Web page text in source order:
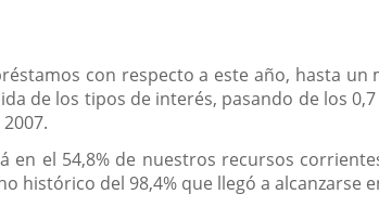
con respecto a este año, hasta un
de los tipos de interés, pasando de los 0,7
el 54,8% de nuestros recursos
histórico del 98,4% que llegó a alcanzarse